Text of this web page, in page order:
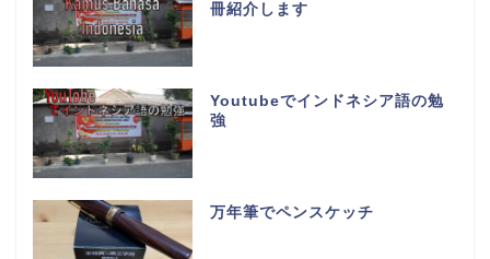
冊紹介します
Youtubeでインドネシア語の勉
強
万年筆でペンスケッチ